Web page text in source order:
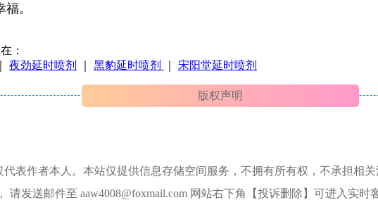
。
：
夜劲延时喷剂 黑豹延时喷剂 宋阳堂延时喷剂
版权声明
表作者本人。本站仅提供信息存储空间服务，不拥有所有权，不承担相
发送邮件至 aaw4008@foxmail.com 网站右下角【投诉删除】可进入实时